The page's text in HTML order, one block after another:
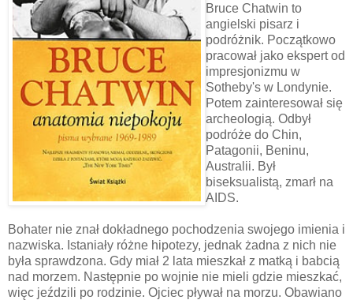
Bruce Chatwin to
angielski pisarz i
podróżnik. Początkowo
pracował jako ekspert od
impresjonizmu w
Sotheby's w Londynie.
Potem zainteresował się
archeologią. Odbył
podróże do Chin,
Patagonii, Beninu,
Australii. Był
biseksualistą, zmarł na
AIDS.
Bohater nie znał dokładnego pochodzenia swojego imienia i
nazwiska. Istaniały różne hipotezy, jednak żadna z nich nie
była sprawdzona. Gdy miał 2 lata mieszkał z matką i babcią
nad morzem. Następnie po wojnie nie mieli gdzie mieszkać,
więc jeździli po rodzinie. Ojciec pływał na morzu. Obawiano